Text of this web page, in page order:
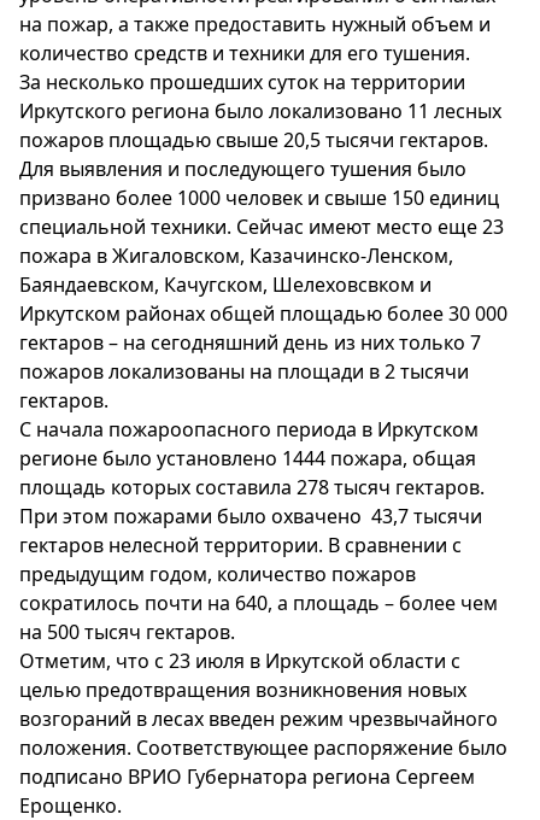
на пожар, а также предоставить нужный объем и
количество средств и техники для его тушения.
За несколько прошедших суток на территории
Иркутского региона было локализовано 11 лесных
пожаров площадью свыше 20,5 тысячи гектаров.
Для выявления и последующего тушения было
призвано более 1000 человек и свыше 150 единиц
специальной техники. Сейчас имеют место еще 23
пожара в Жигаловском, Казачинско-Ленском,
Баяндаевском, Качугском, Шелеховсвком и
Иркутском районах общей площадью более 30 000
гектаров – на сегодняшний день из них только 7
пожаров локализованы на площади в 2 тысячи
гектаров.
С начала пожароопасного периода в Иркутском
регионе было установлено 1444 пожара, общая
площадь которых составила 278 тысяч гектаров.
При этом пожарами было охвачено 43,7 тысячи
гектаров нелесной территории. В сравнении с
предыдущим годом, количество пожаров
сократилось почти на 640, а площадь – более чем
на 500 тысяч гектаров.
Отметим, что с 23 июля в Иркутской области с
целью предотвращения возникновения новых
возгораний в лесах введен режим чрезвычайного
положения. Соответствующее распоряжение было
подписано ВРИО Губернатора региона Сергеем
Ерощенко.